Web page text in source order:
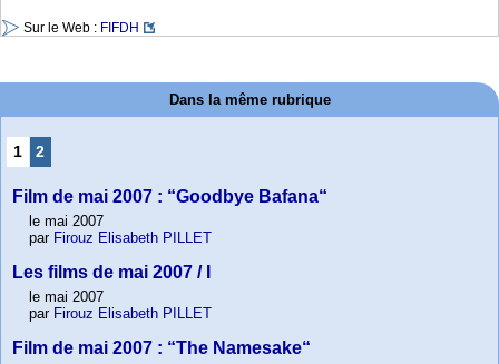
Sur le Web : FIFDH
Dans la même rubrique
1 2
Film de mai 2007 : “Goodbye Bafana“
le mai 2007
par Firouz Elisabeth PILLET
Les films de mai 2007 / I
le mai 2007
par Firouz Elisabeth PILLET
Film de mai 2007 : “The Namesake“